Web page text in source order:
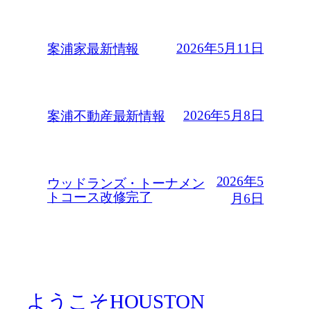
案浦家最新情報 2026年5月11日
案浦不動産最新情報 2026年5月8日
ウッドランズ・トーナメン
トコース改修完了
2026年5
月6日
ようこそHOUSTON